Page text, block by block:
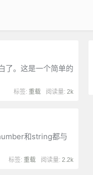
了。这是一个简单的
阅读量:2k
标签:重载
和string都与
阅读量:2.2k
标签:重载